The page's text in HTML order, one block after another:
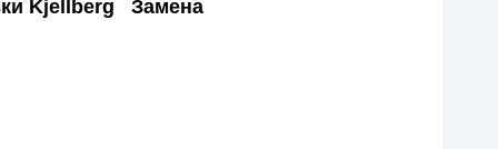
резки Kjellberg Замена